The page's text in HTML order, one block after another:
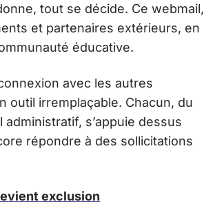
tout se décide. Ce webmail,
et partenaires extérieurs, en
éducative.
avec les autres
outil irremplaçable. Chacun, du
administratif, s’appuie dessus
répondre à des sollicitations
exclusion